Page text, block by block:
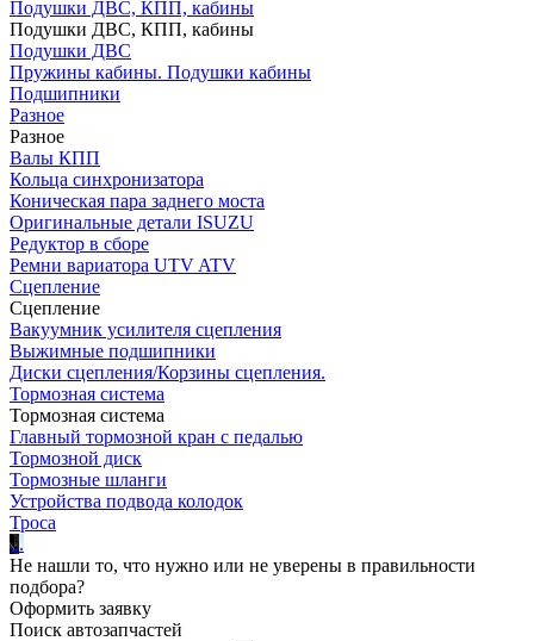
Подушки ДВС, КПП, кабины
Подушки ДВС, КПП, кабины
Подушки ДВС
Пружины кабины. Подушки кабины
Подшипники
Разное
Разное
Валы КПП
Кольца синхронизатора
Коническая пара заднего моста
Оригинальные детали ISUZU
Редуктор в сборе
Ремни вариатора UTV ATV
Сцепление
Сцепление
Вакуумник усилителя сцепления
Выжимные подшипники
Диски сцепления/Корзины сцепления.
Тормозная система
Тормозная система
Главный тормозной кран с педалью
Тормозной диск
Тормозные шланги
Устройства подвода колодок
Троса
...
Не нашли то, что нужно или не уверены в правильности
подбора?
Оформить заявку
Поиск автозапчастей